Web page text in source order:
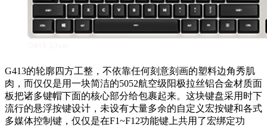
G413的轮廓四方工整，不依靠任何刻意刻画的塑料边角秀肌
肉，而仅仅是用一块简洁的5052航空级阳极拉丝铝合金材质面
板把诸多键帽下面的核心部分给包裹起来。这块键盘采用时下
流行的悬浮按键设计，未设有大量多余的自定义宏按键和各式
多媒体控制键，仅仅是在F1~F12功能键上共用了宏绑定功